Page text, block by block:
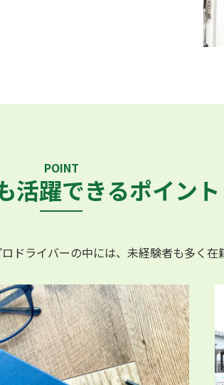
POINT
活躍できるポイント
ドライバーの中には、未経験者も多く在